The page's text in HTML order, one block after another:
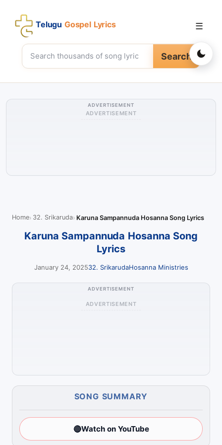
Telugu Gospel Lyrics
Search
☰
ADVERTISEMENT
ADVERTISEMENT
Home 32. Srikaruda Karuna Sampannuda Hosanna Song Lyrics
Karuna Sampannuda Hosanna Song
Lyrics
January 24, 202532. SrikarudaHosanna Ministries
ADVERTISEMENT
ADVERTISEMENT
SONG SUMMARY
🔴Watch on YouTube